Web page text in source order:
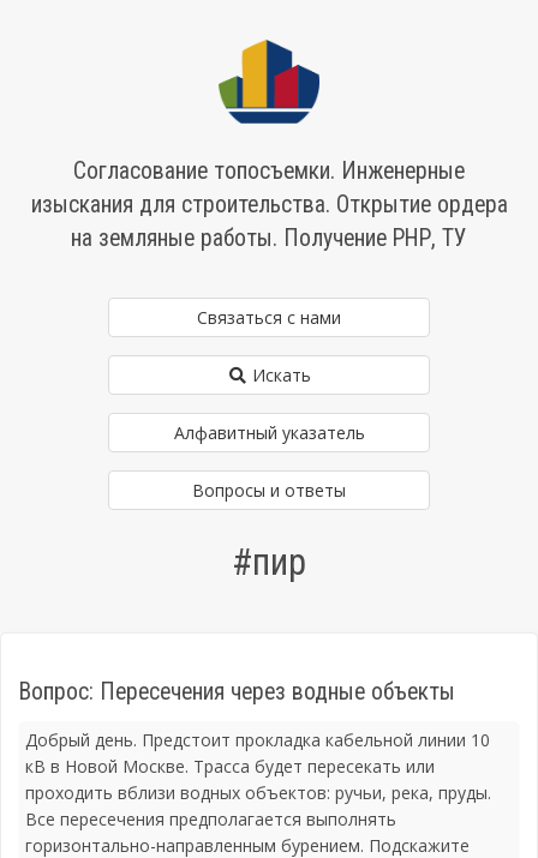
Согласование топосъемки. Инженерные
изыскания для строительства. Открытие ордера
на земляные работы. Получение РНР, ТУ
Связаться с нами
Искать
Алфавитный указатель
Вопросы и ответы
#пир
Вопрос: Пересечения через водные объекты
Добрый день. Предстоит прокладка кабельной линии 10
кВ в Новой Москве. Трасса будет пересекать или
проходить вблизи водных объектов: ручьи, река, пруды.
Все пересечения предполагается выполнять
горизонтально-направленным бурением. Подскажите